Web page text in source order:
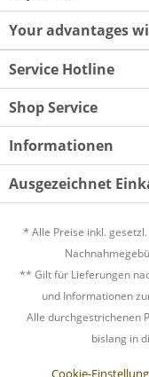
Your advantages
Service Hotline
Shop Service
Informationen
Ausgezeichnet
* Alle Preise inkl.
** Gilt für Lieferungen
und Informationen
Alle durchgestrichenen
bislang in
Cookie-